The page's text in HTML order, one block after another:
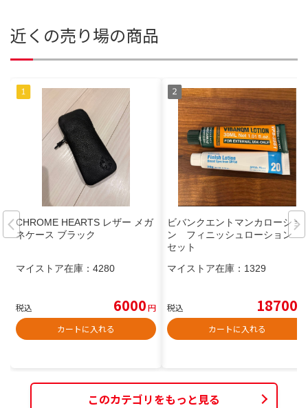
近くの売り場の商品
CHROME HEARTS レザー メガ
ネケース ブラック
マイストア在庫： 4280
税込 6000円
カートに入れる
ビバンクエントマンカローショ
ン フィニッシュローション 2
セット
マイストア在庫： 1329
税込 18700
カートに入れる
このカテゴリをもっと見る